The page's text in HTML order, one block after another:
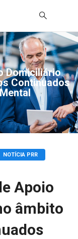
Domiciliário
Continuados
NOTÍCIA PRR
Apoio
âmbito